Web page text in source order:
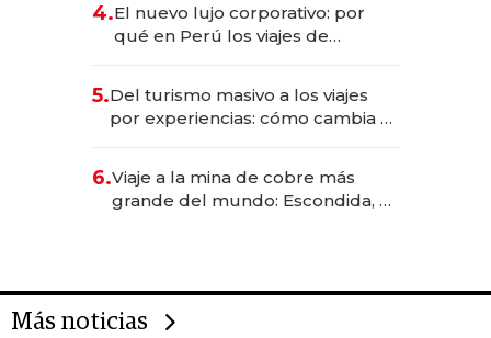
Fénix
4.El nuevo lujo corporativo: por
qué en Perú los viajes de
transformadoras
5.Del turismo masivo a los viajes
por experiencias: cómo cambia el
6.Viaje a la mina de cobre más
grande del mundo: Escondida, el
Más noticias